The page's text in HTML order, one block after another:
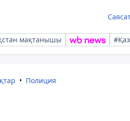
мақтанышы
Полиция